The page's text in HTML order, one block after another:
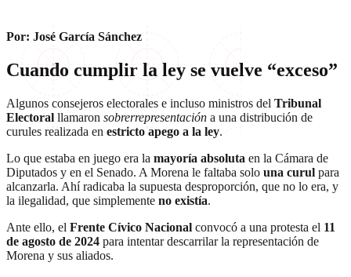
Por: José García Sánchez
Cuando cumplir la ley se vuelve “exceso”
Algunos consejeros electorales e incluso ministros del Tribunal
Electoral llamaron sobrerrepresentación a una distribución de
curules realizada en estricto apego a la ley.
Lo que estaba en juego era la mayoría absoluta en la Cámara de
Diputados y en el Senado. A Morena le faltaba solo una curul para
alcanzarla. Ahí radicaba la supuesta desproporción, que no lo era, y
la ilegalidad, que simplemente no existía.
Ante ello, el Frente Cívico Nacional convocó a una protesta el 11
de agosto de 2024 para intentar descarrilar la representación de
Morena y sus aliados.